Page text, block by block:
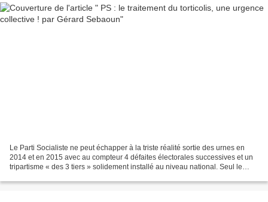
Le Parti Socialiste ne peut échapper à la triste réalité sortie des urnes en
2014 et en 2015 avec au compteur 4 défaites électorales successives et un
tripartisme « des 3 tiers » solidement installé au niveau national. Seul le